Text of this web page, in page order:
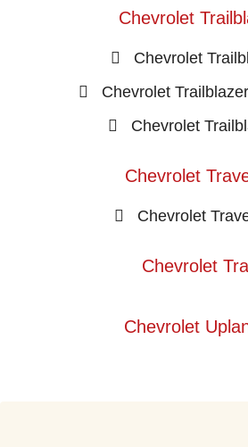
Chevrolet
Chevrolet
Chevrolet
Chevrolet
Chevrolet
Chevrolet
Chevrolet
Chevrolet